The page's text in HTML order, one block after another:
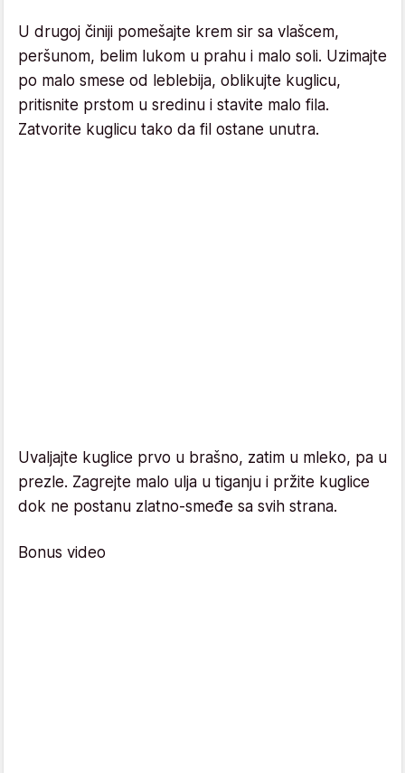
U drugoj činiji pomešajte krem sir sa vlašcem,
peršunom, belim lukom u prahu i malo soli. Uzimajte
po malo smese od leblebija, oblikujte kuglicu,
pritisnite prstom u sredinu i stavite malo fila.
Zatvorite kuglicu tako da fil ostane unutra.
Uvaljajte kuglice prvo u brašno, zatim u mleko, pa u
prezle. Zagrejte malo ulja u tiganju i pržite kuglice
dok ne postanu zlatno-smeđe sa svih strana.
Bonus video